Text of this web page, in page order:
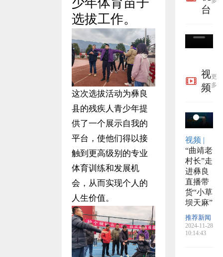
选拔工作。
这次选拔活动为彝良
县的残疾人青少年提
供了一个展示自我的
平台，使他们得以接
触到更高级别的专业
体育训练和发展机
会，从而实现个人的
人生价值。
期作
完成
报方
限责
展粮
后服
务事
项的
公告
腐败
告
台
视
频
更
多
视频 |
“曲靖老
村长”走
进彝良
直播带
货“小草
坝天麻”
推荐新闻
2024-11-28
10:14:43